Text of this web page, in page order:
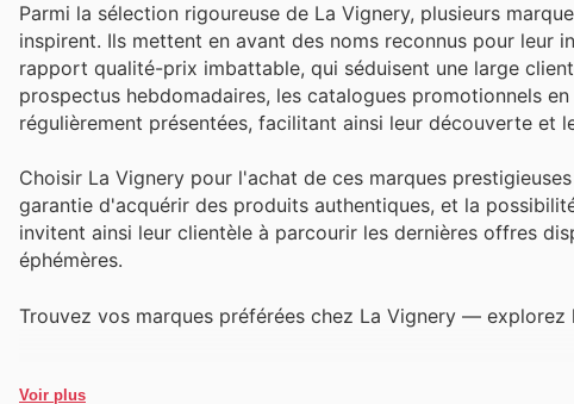
Parmi la sélection rigoureuse de La Vignery, plusieurs
inspirent. Ils mettent en avant des noms reconnus pour
rapport qualité-prix imbattable, qui séduisent une large
prospectus hebdomadaires, les catalogues promotionnels
régulièrement présentées, facilitant ainsi leur découverte et
Choisir La Vignery pour l'achat de ces marques
garantie d'acquérir des produits authentiques, et la
invitent ainsi leur clientèle à parcourir les dernières offres
éphémères.
Trouvez vos marques préférées chez La Vignery — explorez
Voir plus